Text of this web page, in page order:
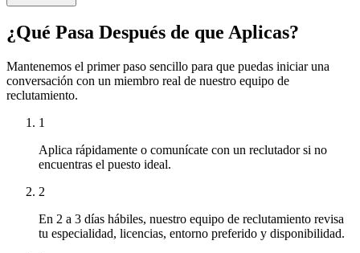
¿Qué Pasa Después de que Aplicas?
Mantenemos el primer paso sencillo para que puedas iniciar una
conversación con un miembro real de nuestro equipo de
reclutamiento.
1
Aplica rápidamente o comunícate con un reclutador si no
encuentras el puesto ideal.
2
En 2 a 3 días hábiles, nuestro equipo de reclutamiento revisa
tu especialidad, licencias, entorno preferido y disponibilidad.